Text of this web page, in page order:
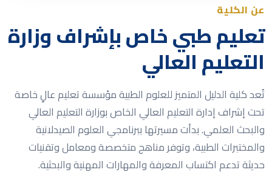
عن الكلية
تعليم طبي خاص بإشراف وزارة
التعليم العالي
تُعد كلية الدليل المتميز للعلوم الطبية مؤسسة تعليم عالٍ خاصة
تحت إشراف إدارة التعليم العالي الخاص بوزارة التعليم العالي
والبحث العلمي. بدأت مسيرتها ببرنامجي العلوم الصيدلانية
والمختبرات الطبية، وتوفر مناهج متخصصة ومعامل وتقنيات
حديثة تدعم اكتساب المعرفة والمهارات المهنية والبحثية.